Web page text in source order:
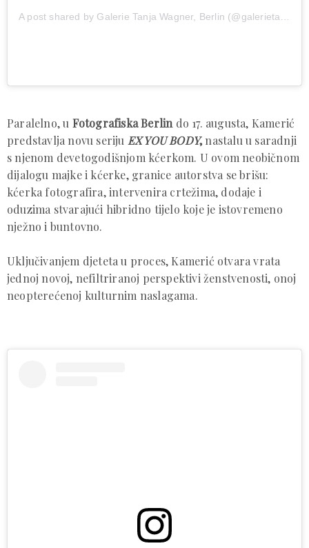
Paralelno, u Fotografiska Berlin do 17. augusta, Kamerić
predstavlja novu seriju EX YOU BODY, nastalu u saradnji
s njenom devetogodišnjom kćerkom. U ovom neobičnom
dijalogu majke i kćerke, granice autorstva se brišu:
kćerka fotografira, intervenira crtežima, dodaje i
oduzima stvarajući hibridno tijelo koje je istovremeno
nježno i buntovno.
Uključivanjem djeteta u proces, Kamerić otvara vrata
jednoj novoj, nefiltriranoj perspektivi ženstvenosti, onoj
neopterećenoj kulturnim naslagama.